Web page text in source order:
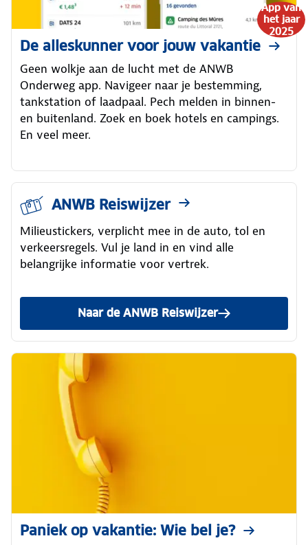
App van
het jaar
2025
De alleskunner voor jouw vakantie
Geen wolkje aan de lucht met de ANWB
Onderweg app. Navigeer naar je bestemming,
tankstation of laadpaal. Pech melden in binnen-
en buitenland. Zoek en boek hotels en campings.
En veel meer.
ANWB Reiswijzer
Milieustickers, verplicht mee in de auto, tol en
verkeersregels. Vul je land in en vind alle
belangrijke informatie voor vertrek.
Naar de ANWB Reiswijzer
Paniek op vakantie: Wie bel je?